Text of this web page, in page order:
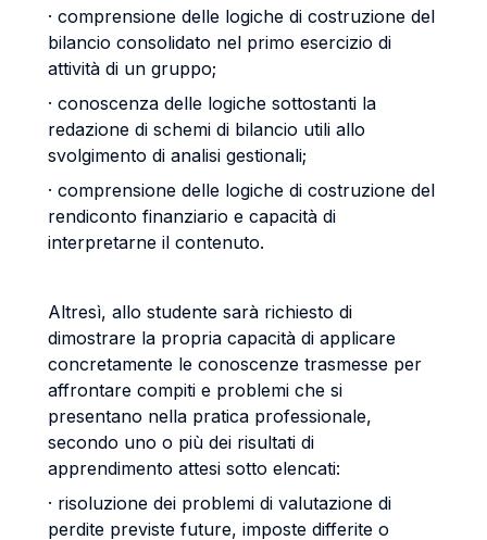
· comprensione delle logiche di costruzione del
bilancio consolidato nel primo esercizio di
attività di un gruppo;
· conoscenza delle logiche sottostanti la
redazione di schemi di bilancio utili allo
svolgimento di analisi gestionali;
· comprensione delle logiche di costruzione del
rendiconto finanziario e capacità di
interpretarne il contenuto.
Altresì, allo studente sarà richiesto di
dimostrare la propria capacità di applicare
concretamente le conoscenze trasmesse per
affrontare compiti e problemi che si
presentano nella pratica professionale,
secondo uno o più dei risultati di
apprendimento attesi sotto elencati:
· risoluzione dei problemi di valutazione di
perdite previste future, imposte differite o